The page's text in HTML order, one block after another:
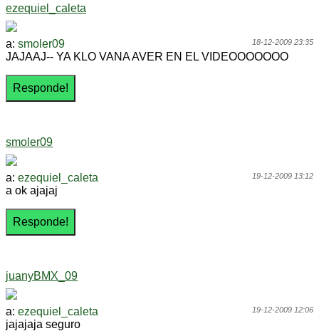
ezequiel_caleta
18-12-2009 23:35
a: smoler09
JAJAAJ-- YA KLO VANA AVER EN EL VIDEOOOOOOO
smoler09
19-12-2009 13:12
a: ezequiel_caleta
a ok ajajaj
juanyBMX_09
19-12-2009 12:06
a: ezequiel_caleta
jajajaja seguro